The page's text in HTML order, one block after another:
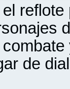
de